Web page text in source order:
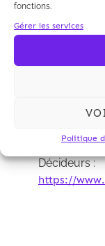
fonctions.
Gérer les services
Politique
dans
Ces
confiance
qu’il
encore
équipe
Pour
Décideurs :
https://